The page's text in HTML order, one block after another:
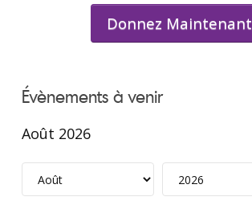
Donnez Maintenant
Évènements à venir
Août 2026